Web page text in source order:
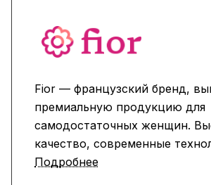
Fior — французский бренд,
премиальную продукцию для
самодостаточных женщин.
качество, современные
уникальные цветовые гаммы и
Подробнее